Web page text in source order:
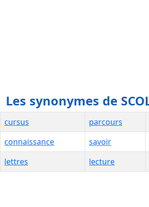
Les synonymes de
cursus parcours
connaissance
savoir
lettres
lecture